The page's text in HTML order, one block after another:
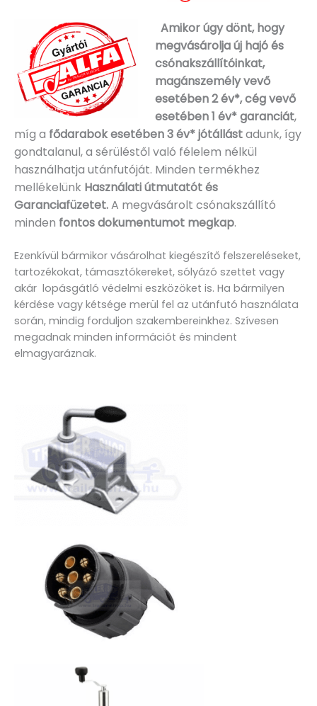
Amikor úgy dönt, hogy
megvásárolja új hajó és
csónakszállítóinkat,
magánszemély vevő
esetében 2 év*, cég vevő
esetében 1 év* garanciát,
míg a fődarabok esetében 3 év* jótállástadunk, így
gondtalanul, a sérüléstől való félelem nélkül
használhatja utánfutóját. Minden termékhez
mellékelünk Használati útmutatót és
Garanciafüzetet.A megvásárolt csónakszállító
minden fontos dokumentumot megkap.
Ezenkívül bármikor vásárolhat kiegészítő felszereléseket,
tartozékokat, támasztókereket, sólyázó szettet vagy
akár lopásgátló védelmi eszközöket is. Ha bármilyen
kérdése vagy kétsége merül fel az utánfutó használata
során, mindig forduljon szakembereinkhez. Szívesen
megadnak minden információt és mindent
elmagyaráznak.